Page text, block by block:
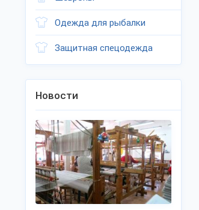
Одежда для рыбалки
Защитная спецодежда
Новости